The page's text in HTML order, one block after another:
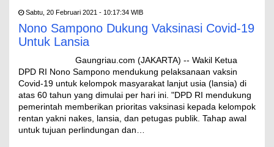
Sabtu, 20 Februari 2021 - 10:17:34 WIB
Nono Sampono Dukung Vaksinasi Covid-19
Untuk Lansia
Gaungriau.com (JAKARTA) -- Wakil Ketua
DPD RI Nono Sampono mendukung pelaksanaan vaksin
Covid-19 untuk kelompok masyarakat lanjut usia (lansia) di
atas 60 tahun yang dimulai per hari ini. "DPD RI mendukung
pemerintah memberikan prioritas vaksinasi kepada kelompok
rentan yakni nakes, lansia, dan petugas publik. Tahap awal
untuk tujuan perlindungan dan…